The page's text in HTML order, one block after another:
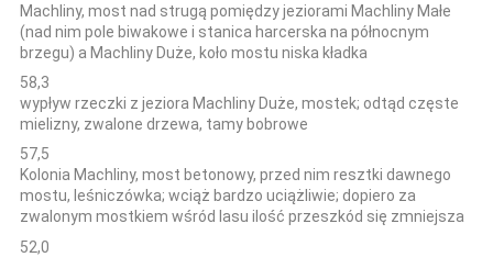
Machliny, most nad strugą pomiędzy jeziorami Machliny Małe
(nad nim pole biwakowe i stanica harcerska na północnym
brzegu) a Machliny Duże, koło mostu niska kładka
58,3
wypływ rzeczki z jeziora Machliny Duże, mostek; odtąd częste
mielizny, zwalone drzewa, tamy bobrowe
57,5
Kolonia Machliny, most betonowy, przed nim resztki dawnego
mostu, leśniczówka; wciąż bardzo uciążliwie; dopiero za
zwalonym mostkiem wśród lasu ilość przeszkód się zmniejsza
52,0